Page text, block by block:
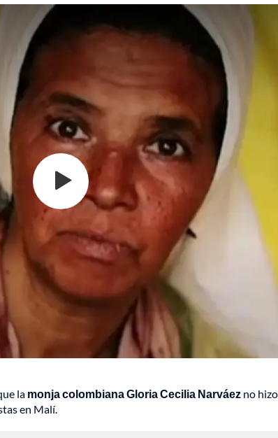
la monja colombiana Gloria Cecilia Narváez no
en Malí.